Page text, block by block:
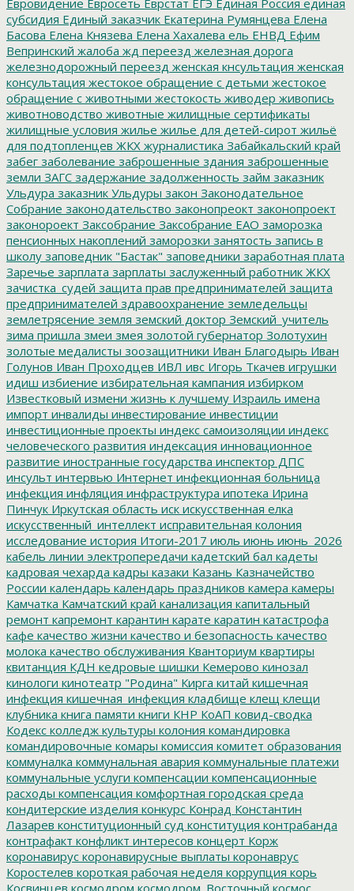
субсидия Единый заказчик Екатерина Румянцева Елена
Басова Елена Князева Елена Хахалева ель ЕНВД Ефим
Вепринский жалоба жд переезд железная дорога
железнодорожный переезд женская кнсультация женская
консультация жестокое обращение с детьми жестокое
обращение с животными жестокость живодер живопись
животноводство животные жилищные сертификаты
жилищные условия жилье жилье для детей-сирот жильё
для подтопленцев ЖКХ журналистика Забайкальский край
забег заболевание заброшенные здания заброшенные
земли ЗАГС задержание задолженность займ заказник
Ульдура заказник Ульдуры закон Законодательное
Собрание законодательство законопреокт законопроект
законороект Заксобрание Заксобрание ЕАО заморозка
пенсионных накоплений заморозки занятость запись в
школу заповедник "Бастак" заповедники заработная плата
Заречье зарплата зарплаты заслуженный работник ЖКХ
зачистка_судей защита прав предпринимателей защита
предпринимателей здравоохранение земледельцы
землетрясение земля земский доктор Земский_учитель
зима пришла змеи змея золотой губернатор Золотухин
золотые медалисты зоозащитники Иван Благодырь Иван
Голунов Иван Проходцев ИВЛ ивс Игорь Ткачев игрушки
идиш избиение избирательная кампания избирком
Известковый измени жизнь к лучшему Израиль имена
импорт инвалиды инвестирование инвестиции
инвестиционные проекты индекс самоизоляции индекс
человеческого развития индексация инновационное
развитие иностранные государства инспектор ДПС
инсульт интервью Интернет инфекционная больница
инфекция инфляция инфраструктура ипотека Ирина
Пинчук Иркутская область иск искусственная елка
искусственный_интеллект исправительная колония
исследование история Итоги-2017 июль июнь июнь_2026
кабель линии электропередачи кадетский бал кадеты
кадровая чехарда кадры казаки Казань Казначейство
России календарь календарь праздников камера камеры
Камчатка Камчатский край канализация капитальный
ремонт капремонт карантин карате каратин катастрофа
кафе качество жизни качество и безопасность качество
молока качество обслуживания Кванториум квартиры
квитанция КДН кедровые шишки Кемерово кинозал
кинологи кинотеатр "Родина" Кирга китай кишечная
инфекция кишечная_инфекция кладбище клещ клещи
клубника книга памяти книги КНР КоАП ковид-сводка
Кодекс колледж культуры колония командировка
командировочные комары комиссия комитет образования
коммуналка коммунальная авария коммунальные платежи
коммунальные услуги компенсации компенсационные
расходы компенсация комфортная городская среда
кондитерские изделия конкурс Конрад Константин
Лазарев конституционный суд конституция контрабанда
контрафакт конфликт интересов концерт Корж
коронавирус коронавирусные выплаты коронаврус
Коростелев короткая рабочая неделя коррупция корь
Косвинцев космодром космодром_Восточный космос